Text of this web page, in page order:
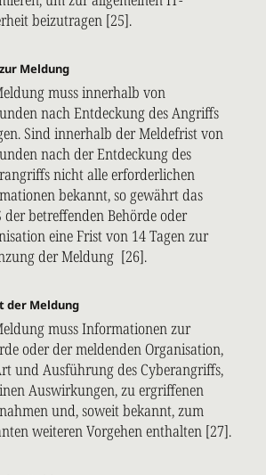
beizutragen [25].
Meldung
muss innerhalb von
nach Entdeckung des Angriffs
Sind innerhalb der Meldefrist von
nach der Entdeckung des
nicht alle erforderlichen
bekannt, so gewährt das
der betreffenden Behörde oder
eine Frist von 14 Tagen zur
der Meldung [26].
der Meldung
muss Informationen zur
oder der meldenden Organisation,
und Ausführung des Cyberangriffs,
Auswirkungen, zu ergriffenen
und, soweit bekannt, zum
weiteren Vorgehen enthalten [27].